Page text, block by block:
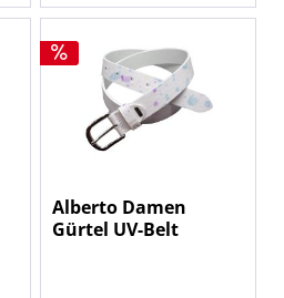
Alberto Damen
Gürtel UV-Belt